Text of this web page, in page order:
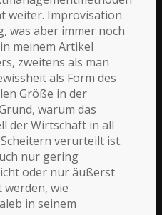
weiter. Improvisation
was aber immer noch
meinem Artikel
zweitens als man
als Form des
Größe in der
warum das
der Wirtschaft in all
verurteilt ist.
nur gering
oder nur äußerst
wie
in seinem